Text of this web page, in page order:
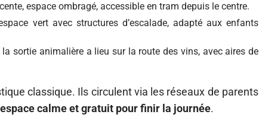
espace ombragé, accessible en tram depuis le centre.
vert avec structures d’escalade, adapté aux enfants
sortie animalière a lieu sur la route des vins, avec aires de
classique. Ils circulent via les réseaux de parents
calme et gratuit pour finir la journée.